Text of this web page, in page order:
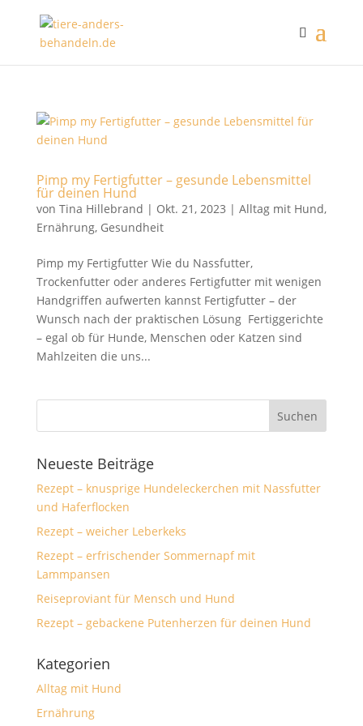
Pimp my Fertigfutter – gesunde Lebensmittel
für deinen Hund
von Tina Hillebrand | Okt. 21, 2023 | Alltag mit Hund,
Ernährung, Gesundheit
Pimp my Fertigfutter Wie du Nassfutter,
Trockenfutter oder anderes Fertigfutter mit wenigen
Handgriffen aufwerten kannst Fertigfutter – der
Wunsch nach der praktischen Lösung Fertiggerichte
– egal ob für Hunde, Menschen oder Katzen sind
Mahlzeiten die uns...
Neueste Beiträge
Rezept – knusprige Hundeleckerchen mit Nassfutter
und Haferflocken
Rezept – weicher Leberkeks
Rezept – erfrischender Sommernapf mit
Lammpansen
Reiseproviant für Mensch und Hund
Rezept – gebackene Putenherzen für deinen Hund
Kategorien
Alltag mit Hund
Ernährung